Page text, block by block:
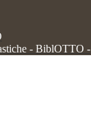
- BiblOTTO -